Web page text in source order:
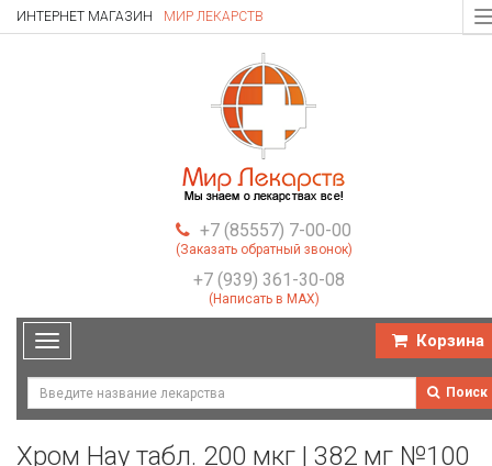
ИНТЕРНЕТ МАГАЗИН МИР ЛЕКАРСТВ
+7 (85557) 7-00-00
(Заказать обратный звонок)
+7 (939) 361-30-08
(Написать в MAX)
Toggle
navigation
Корзина
Поиск
Хром Нау табл. 200 мкг | 382 мг №100